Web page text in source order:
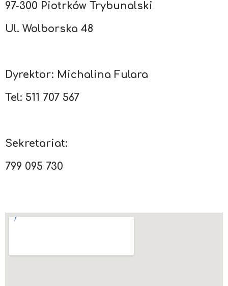
97-300 Piotrków Trybunalski
Ul. Wolborska 48
Dyrektor: Michalina Fulara
Tel: 511 707 567
Sekretariat:
799 095 730